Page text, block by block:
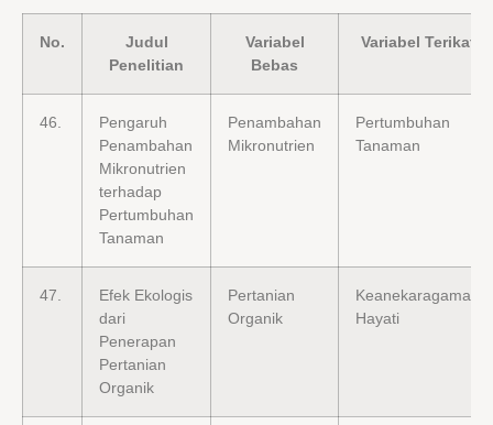
No.
Judul
Penelitian
Variabel
Bebas
Variabel Terikat
46.
Pengaruh
Penambahan
Mikronutrien
terhadap
Pertumbuhan
Tanaman
Penambahan
Mikronutrien
Pertumbuhan
Tanaman
47.
Efek Ekologis
dari
Penerapan
Pertanian
Organik
Pertanian
Organik
Keanekaragaman
Hayati